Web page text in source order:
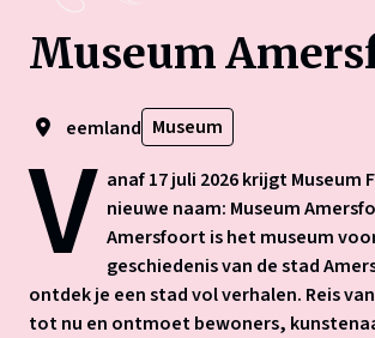
Museum
eemland Museum
V anaf 17 juli 2026 krijgt Museum
nieuwe naam: Museum
Amersfoort is het museum
geschiedenis van de stad
ontdek je een stad vol verhalen. Reis
tot nu en ontmoet bewoners,